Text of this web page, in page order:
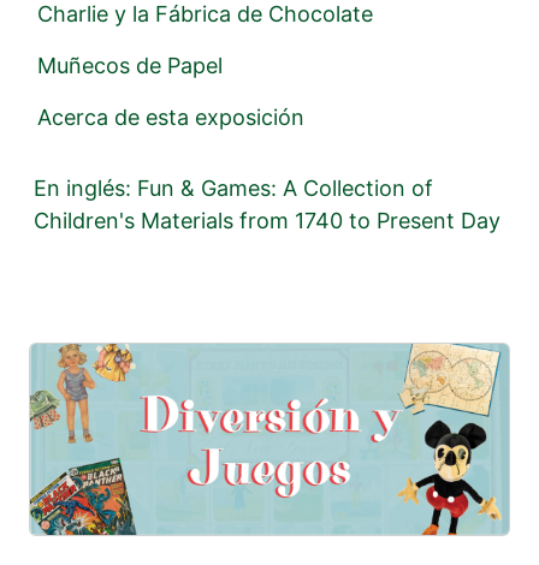
Charlie y la Fábrica de Chocolate
Muñecos de Papel
Acerca de esta exposición
En inglés: Fun & Games: A Collection of
Children's Materials from 1740 to Present Day